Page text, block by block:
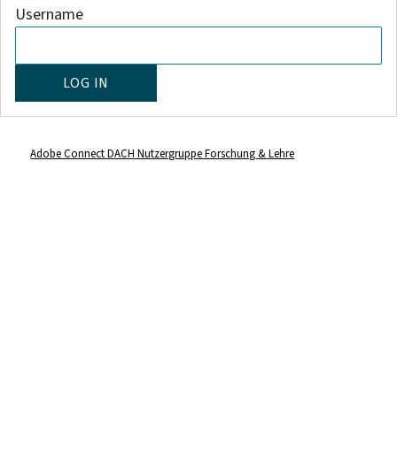
Username
Adobe Connect DACH Nutzergruppe Forschung & Lehre